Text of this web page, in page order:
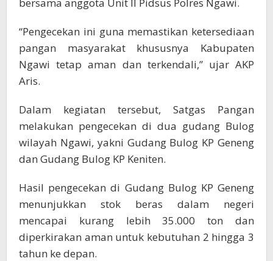
“Pengecekan ini guna memastikan ketersediaan
pangan masyarakat khususnya Kabupaten
Ngawi tetap aman dan terkendali,” ujar AKP
Aris.
Dalam kegiatan tersebut, Satgas Pangan
melakukan pengecekan di dua gudang Bulog
wilayah Ngawi, yakni Gudang Bulog KP Geneng
dan Gudang Bulog KP Keniten.
Hasil pengecekan di Gudang Bulog KP Geneng
menunjukkan stok beras dalam negeri
mencapai kurang lebih 35.000 ton dan
diperkirakan aman untuk kebutuhan 2 hingga 3
tahun ke depan.